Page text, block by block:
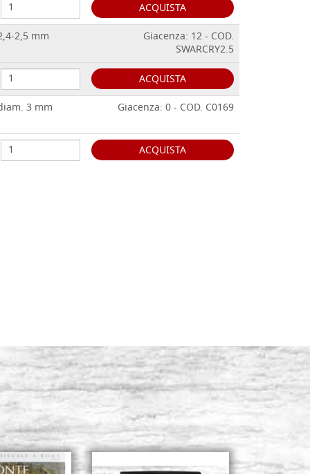
ACQUISTA
2,5 mm
Giacenza: 12 - COD.
SWARCRY2.5
ACQUISTA
3 mm
Giacenza: 0 - COD. C0169
ACQUISTA